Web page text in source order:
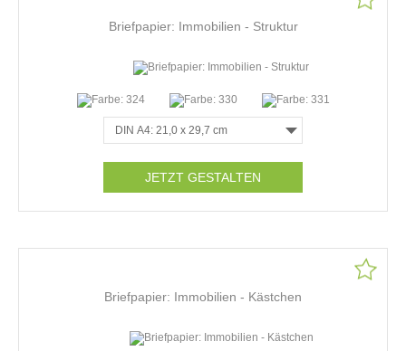
Briefpapier: Immobilien - Struktur
JETZT GESTALTEN
Briefpapier: Immobilien - Kästchen